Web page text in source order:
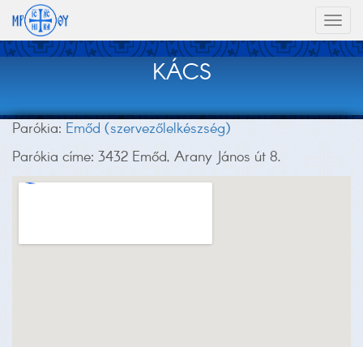
KÁCS
Parókia: Emőd (szervezőlelkészség)
Parókia címe: 3432 Emőd, Arany János út 8.